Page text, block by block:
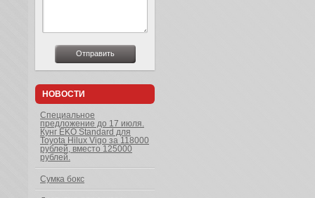
НОВОСТИ
Специальное
предложение до 17 июля.
Кунг EKO Standard для
Toyota Hilux Vigo за 118000
рублей, вместо 125000
рублей.
Сумка бокс